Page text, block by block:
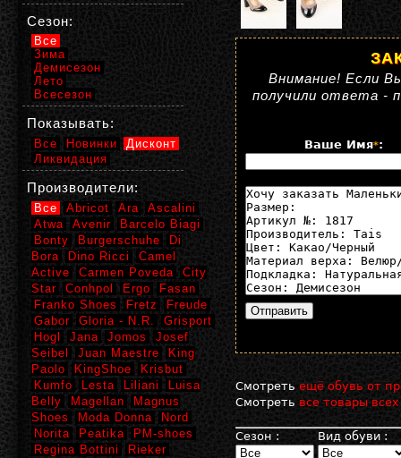
Внимание! Если
получили ответа -
Ваше Имя*:
Смотреть ещё обувь от
Смотреть все товары
Сезон : Вид обуви :
Сезон:
Все
Зима
Демисезон
Лето
Всесезон
Показывать:
Все Новинки
Дисконт
Ликвидация
Производители:
Все Abricot Ara
Ascalini
Atwa
Avenir
Barcelo Biagi
Bonty
Burgerschuhe
Di
Bora
Dino Ricci
Camel
Active
Carmen Poveda
City
Star
Conhpol Ergo
Fasan
Franko Shoes
Fretz
Freude
Gabor
Gloria - N.R.
Grisport
Hogl
Jana Jomos
Josef
Seibel
Juan Maestre
King
Paolo
KingShoe
Krisbut
Kumfo
Lesta Liliani
Luisa
Belly
Magellan
Magnus
Shoes
Moda Donna
Nord
Norita
Peatika
PM-shoes
Regina Bottini
Rieker